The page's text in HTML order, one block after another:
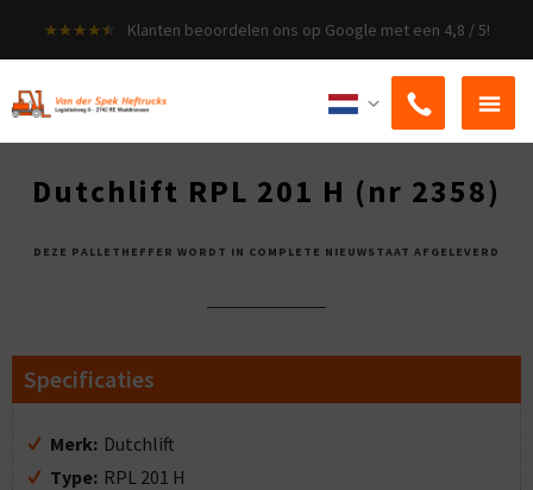
Klanten beoordelen ons op Google met een 4,8 / 5!
Dutchlift RPL 201 H (nr 2358)
DEZE PALLETHEFFER WORDT IN COMPLETE NIEUWSTAAT AFGELEVERD
Specificaties
Merk: Dutchlift
Type: RPL 201 H